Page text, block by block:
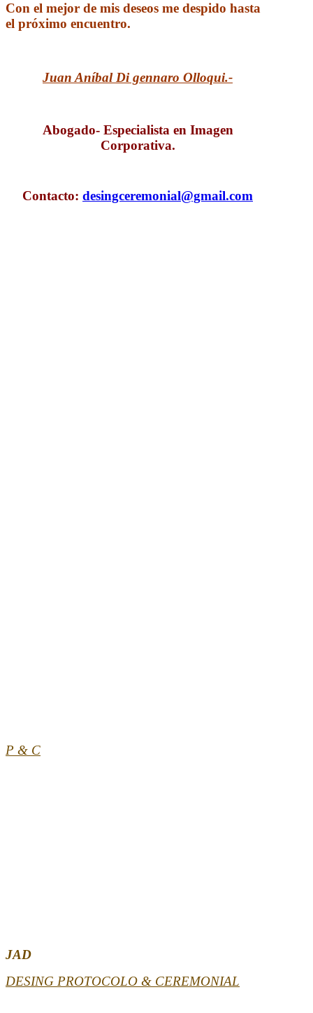
Con el mejor de mis deseos me despido hasta
el próximo encuentro.
Juan Aníbal Di gennaro Olloqui.-
Abogado- Especialista en Imagen
Corporativa.
Contacto: desingceremonial@gmail.com
P & C
JAD
DESING PROTOCOLO & CEREMONIAL